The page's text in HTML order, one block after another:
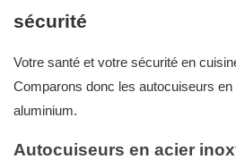
sécurité
Votre santé et votre sécurité en
Comparons donc les autocuiseurs
aluminium.
Autocuiseurs en acier